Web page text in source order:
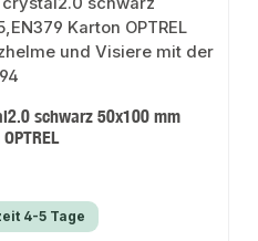
schwarz 50x100 mm
4-5 Tage